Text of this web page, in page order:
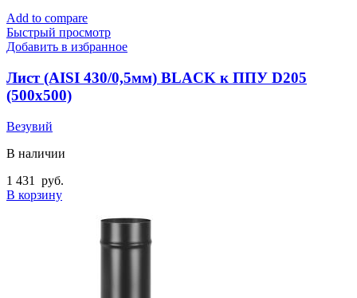
Add to compare
Быстрый просмотр
Добавить в избранное
Лист (AISI 430/0,5мм) BLACK к ППУ D205
(500х500)
Везувий
В наличии
1 431
руб.
В корзину